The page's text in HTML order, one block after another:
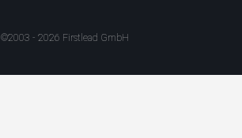
©2003 - 2026 Firstlead GmbH